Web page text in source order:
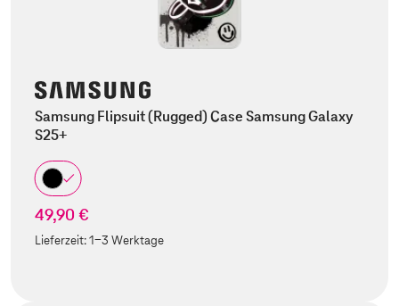
Samsung Flipsuit (Rugged) Case Samsung Galaxy
S25+
49,90 €
Lieferzeit:1-3 Werktage